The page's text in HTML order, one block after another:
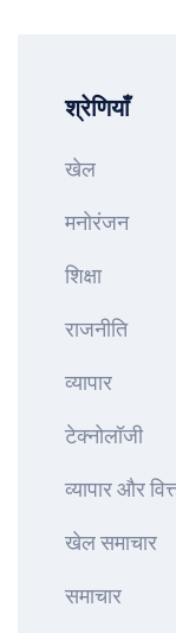
श्रेणियाँ
खेल
मनोरंजन
शिक्षा
राजनीति
व्यापार
टेक्नोलॉजी
व्यापार और
खेल समाचार
समाचार